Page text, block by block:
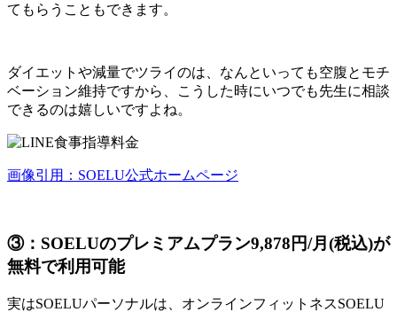
てもらうこともできます。
ダイエットや減量でツライのは、なんといっても空腹とモチ
ベーション維持ですから、こうした時にいつでも先生に相談
できるのは嬉しいですよね。
画像引用：SOELU公式ホームページ
③：SOELUのプレミアムプラン9,878円/月(税込)が
無料で利用可能
実はSOELUパーソナルは、オンラインフィットネスSOELU